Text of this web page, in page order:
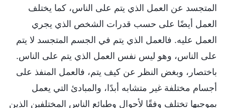
المتجسد عن العمل الذي يتم على الناس، كما يختلف
العمل أيضًا على حسب قدرات الشخص الذي يجري
العمل عليه. فالعمل الذي يتم في الجسم المتجسد لا يتم
على الناس، وهو ليس نفس العمل الذي يتم على الناس.
باختصار، وبغض النظر عن كيف يتم، فالعمل المنفذ على
أجسام مختلفة غير متشابه أبدًا، والمبادئ التي يعمل
بموجبها تختلف وفقًا لأحوال وطبائع الناس المختلفين الذين